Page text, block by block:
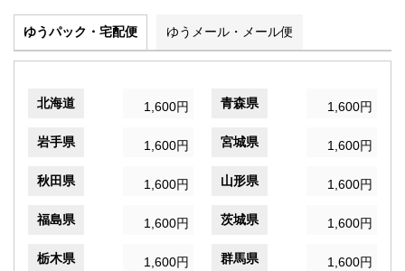
ゆうパック・宅配便 ゆうメール・メール便
北海道 1,600円 青森県 1,600円
岩手県 1,600円 宮城県 1,600円
秋田県 1,600円 山形県 1,600円
福島県 1,600円 茨城県 1,600円
栃木県 1,600円 群馬県 1,600円